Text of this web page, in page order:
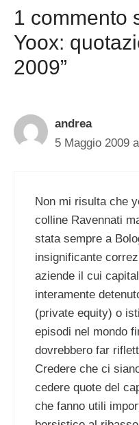
1 commento
Yoox:
2009”
andrea
5 Maggio 2009
Non mi risulta che
colline Ravennati
stata sempre a
insignificante
aziende il cui
interamente
(private equity) o
episodi nel mondo
dovrebbero far
Credere che ci
cedere quote del
che fanno utili